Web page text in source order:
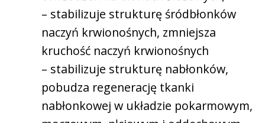
– stabilizuje strukturę śródbłonków
naczyń krwionośnych, zmniejsza
kruchość naczyń krwionośnych
– stabilizuje strukturę nabłonków,
pobudza regenerację tkanki
nabłonkowej w układzie pokarmowym,